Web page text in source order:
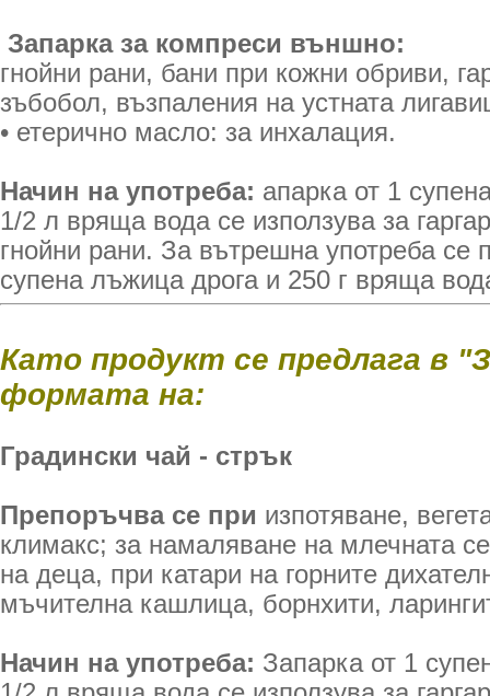
Запарка за компреси външно:
гнойни рани, бани при кожни обриви,
зъбобол, възпаления на устната
• етерично масло: за инхалация.
Начин на употреба: апарка от 1
1/2 л вряща вода се използува за
гнойни рани. За вътрешна употреба се
супена лъжица дрога и 250 г вряща
Като продукт се предлага в
формата на:
Градински чай - стрък
Препоръчва се при изпотяване,
климакс; за намаляване на млечната
на деца, при катари на горните
мъчителна кашлица, борнхити,
Начин на употреба: Запарка от 1